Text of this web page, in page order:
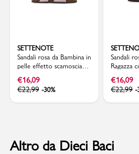
SETTENOTE
Sandali rosa da Bambina in
pelle effetto scamosciato
con fibbie Settenote
€16,09
€22,99 -30%
Sandali
Ragazza
€16,09
€22,99 -
Altro da Dieci Baci